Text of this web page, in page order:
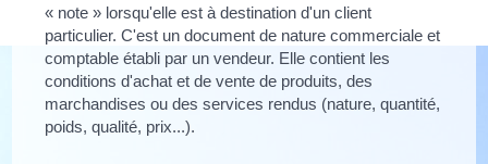
« note » lorsqu'elle est à destination d'un client
particulier. C'est un document de nature commerciale et
comptable établi par un vendeur. Elle contient les
conditions d'achat et de vente de produits, des
marchandises ou des services rendus (nature, quantité,
poids, qualité, prix...).